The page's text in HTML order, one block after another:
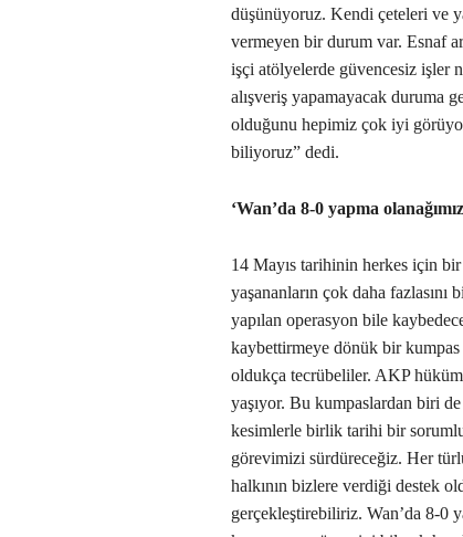
düşünüyoruz. Kendi çeteleri ve
vermeyen bir durum var. Esnaf
işçi atölyelerde güvencesiz işler
alışveriş yapamayacak duruma
olduğunu hepimiz çok iyi
biliyoruz” dedi.
‘Wan’da 8-0 yapma
14 Mayıs tarihinin herkes için
yaşananların çok daha fazlasını
yapılan operasyon bile
kaybettirmeye dönük bir
oldukça tecrübeliler. AKP
yaşıyor. Bu kumpaslardan biri
kesimlerle birlik tarihi bir
görevimizi sürdüreceğiz. Her
halkının bizlere verdiği destek
gerçekleştirebiliriz. Wan’da 8-0